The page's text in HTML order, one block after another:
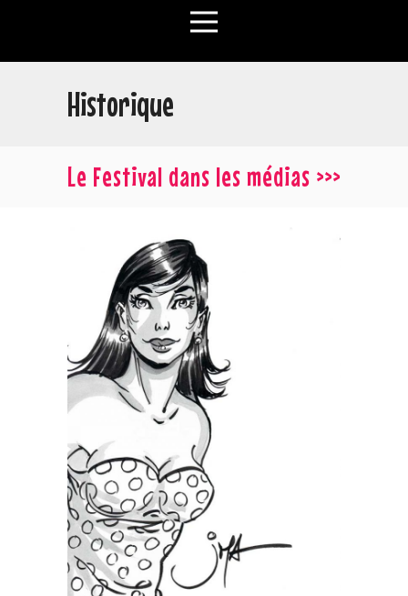
Historique
Le Festival dans les médias >>>